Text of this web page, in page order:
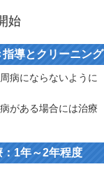
始
導とクリーニング
病にならないように
がある場合には治療
1年～2年程度